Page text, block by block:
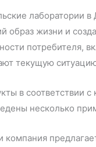
лаборатории
образ жизни и
потребителя,
текущую
в соответствии
несколько